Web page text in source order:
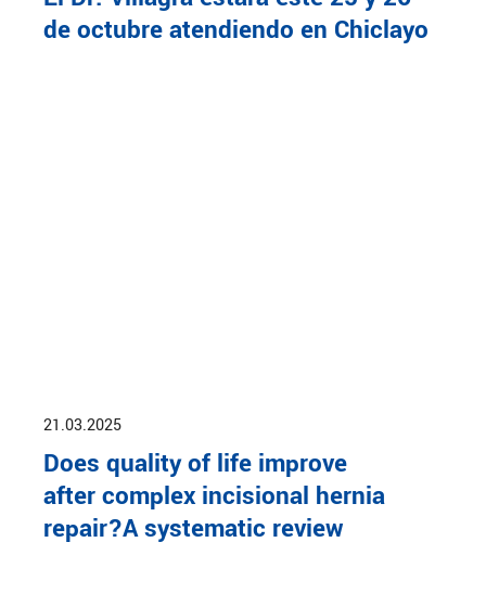
de octubre atendiendo en Chiclayo
21.03.2025
Does quality of life improve
after complex incisional hernia
repair?A systematic review